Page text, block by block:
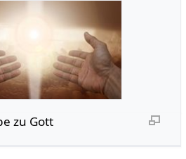
zu Gott